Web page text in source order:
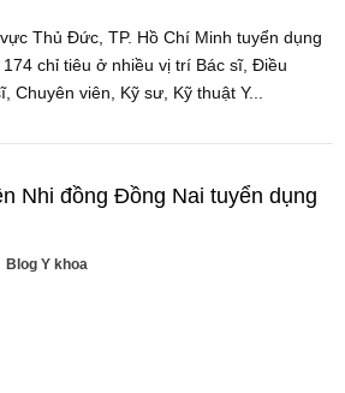
Thủ Đức, TP. Hồ Chí Minh tuyển dụng
chỉ tiêu ở nhiều vị trí Bác sĩ, Điều
Chuyên viên, Kỹ sư, Kỹ thuật Y...
Nhi đồng Đồng Nai tuyển dụng
Blog Y khoa